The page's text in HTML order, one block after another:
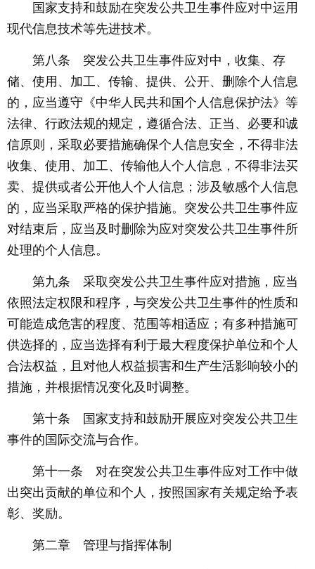
国家支持和鼓励在突发公共卫生事件应对中运用
现代信息技术等先进技术。
第八条 突发公共卫生事件应对中，收集、存
储、使用、加工、传输、提供、公开、删除个人信息
的，应当遵守《中华人民共和国个人信息保护法》等
法律、行政法规的规定，遵循合法、正当、必要和诚
信原则，采取必要措施确保个人信息安全，不得非法
收集、使用、加工、传输他人个人信息，不得非法买
卖、提供或者公开他人个人信息；涉及敏感个人信息
的，应当采取严格的保护措施。突发公共卫生事件应
对结束后，应当及时删除为应对突发公共卫生事件所
处理的个人信息。
第九条 采取突发公共卫生事件应对措施，应当
依照法定权限和程序，与突发公共卫生事件的性质和
可能造成危害的程度、范围等相适应；有多种措施可
供选择的，应当选择有利于最大程度保护单位和个人
合法权益，且对他人权益损害和生产生活影响较小的
措施，并根据情况变化及时调整。
第十条 国家支持和鼓励开展应对突发公共卫生
事件的国际交流与合作。
第十一条 对在突发公共卫生事件应对工作中做
出突出贡献的单位和个人，按照国家有关规定给予表
彰、奖励。
第二章 管理与指挥体制